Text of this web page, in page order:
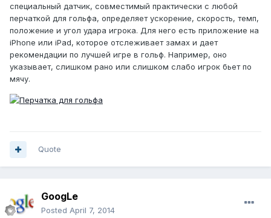
специальный датчик, совместимый практически с любой
перчаткой для гольфа, определяет ускорение, скорость, темп,
положение и угол удара игрока. Для него есть приложение на
iPhone или iPad, которое отслеживает замах и дает
рекомендации по лучшей игре в гольф. Например, оно
указывает, слишком рано или слишком слабо игрок бьет по
мячу.
Quote
GoogLe
Posted April 7, 2014